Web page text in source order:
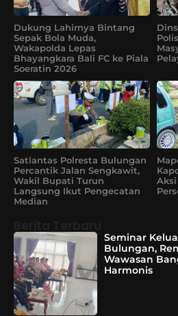
Dukung Lahirnya Bintang
Sepak Bola Muda,
Wakapolda Lepas
Bhayangkara Bali FC ke Piala
Soeratin 2026
Satlantas Polresta Bulungan
Percantik Jalan Sengkawit,
Wakil Bupati Turun
Langsung Ikut Pengecatan
Median
Seminar
Bulungan,
Wawasan
Harmonis